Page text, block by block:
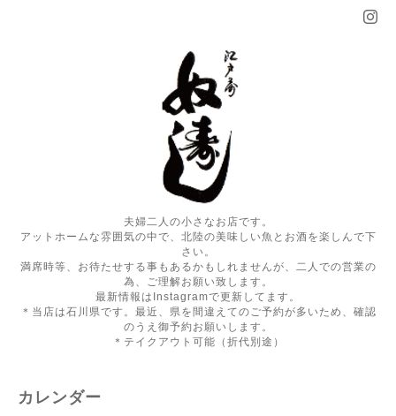
夫婦二人の小さなお店です。
アットホームな雰囲気の中で、北陸の美味しい魚とお酒を楽しんで下
さい。
満席時等、お待たせする事もあるかもしれませんが、二人での営業の
為、ご理解お願い致します。
最新情報はInstagramで更新してます。
＊当店は石川県です。最近、県を間違えてのご予約が多いため、確認
のうえ御予約お願いします。
＊テイクアウト可能（折代別途）
カレンダー